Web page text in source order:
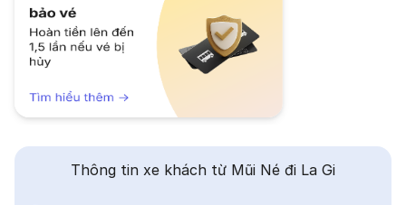
Thông tin xe khách từ Mũi Né đi La Gi